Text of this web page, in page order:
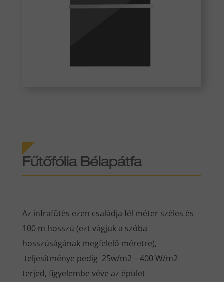
Fűtőfólia Bélapátfa
Az infrafűtés ezen családja fél méter széles és
100 m hosszú (ezt vágjuk a szóba
hosszúságának megfelelő méretre),
teljesítménye pedig 25w/m2 – 400 W/m2
terjed, figyelembe véve az épület